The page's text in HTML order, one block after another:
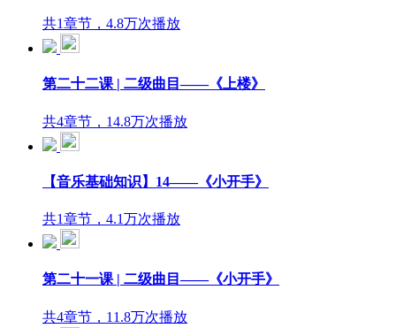
共1章节，4.8万次播放
第二十二课 | 二级曲目——《上楼》
共4章节，14.8万次播放
【音乐基础知识】14——《小开手》
共1章节，4.1万次播放
第二十一课 | 二级曲目——《小开手》
共4章节，11.8万次播放